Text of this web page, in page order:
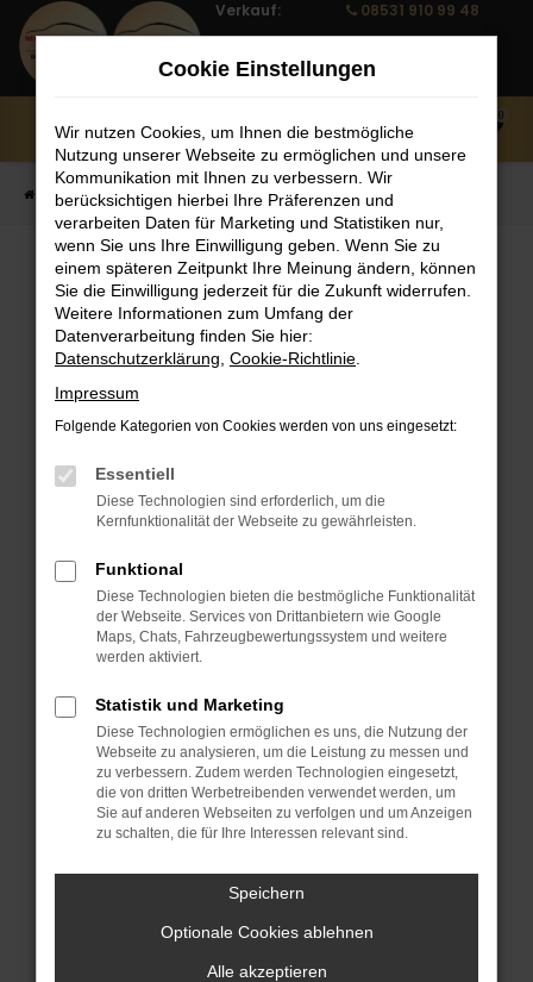
Zum
Hauptinhalt
springen
Verkauf:
08531 910 99 48
Notruf:
08531 910 99 27
Service:
08531 910 99 10
MENÜ
0
Startseite Fahrzeug Showroom Fahrzeugbestand
FAHRZEUGBESTAND
Bei Neuwagen Autoland finden Sie eine große
Auswahl an Marken und Modellen.
FEHLER: NETWORK
ERROR
Beim Laden ist ein Fehler aufgetreten.
Hier sind ein paar Tipps, die dir helfen
können:
Überprüfe deine Firewall und deine
Internetverbindung.
Laden andere Webseiten, zum Beispiel
deine Suchmaschine?
Prüfe deine Browsererweiterungen.
Manche Erweiterungen, wie
Werbeblocker, können das Laden
bestimmter Seiten verhindern.
Funktioniert die Seite in einem anderen
Browser oder in einem privaten Fenster?
Cookie Einstellungen
Wir nutzen Cookies, um Ihnen die bestmögliche
Nutzung unserer Webseite zu ermöglichen und unsere
Kommunikation mit Ihnen zu verbessern. Wir
berücksichtigen hierbei Ihre Präferenzen und
verarbeiten Daten für Marketing und Statistiken nur,
wenn Sie uns Ihre Einwilligung geben. Wenn Sie zu
einem späteren Zeitpunkt Ihre Meinung ändern, können
Sie die Einwilligung jederzeit für die Zukunft widerrufen.
Weitere Informationen zum Umfang der
Datenverarbeitung finden Sie hier:
Datenschutzerklärung Cookie-Richtlinie
Impressum
Folgende Kategorien von Cookies werden von uns eingesetzt:
Essentiell
Diese Technologien sind erforderlich, um die
Kernfunktionalität der Webseite zu gewährleisten.
Funktional
Diese Technologien bieten die bestmögliche Funktionalität
der Webseite. Services von Drittanbietern wie Google
Maps, Chats, Fahrzeugbewertungssystem und weitere
werden aktiviert.
Statistik und Marketing
Diese Technologien ermöglichen es uns, die Nutzung der
Webseite zu analysieren, um die Leistung zu messen und
zu verbessern. Zudem werden Technologien eingesetzt,
die von dritten Werbetreibenden verwendet werden, um
Sie auf anderen Webseiten zu verfolgen und um Anzeigen
zu schalten, die für Ihre Interessen relevant sind.
Speichern
Optionale Cookies ablehnen
Alle akzeptieren